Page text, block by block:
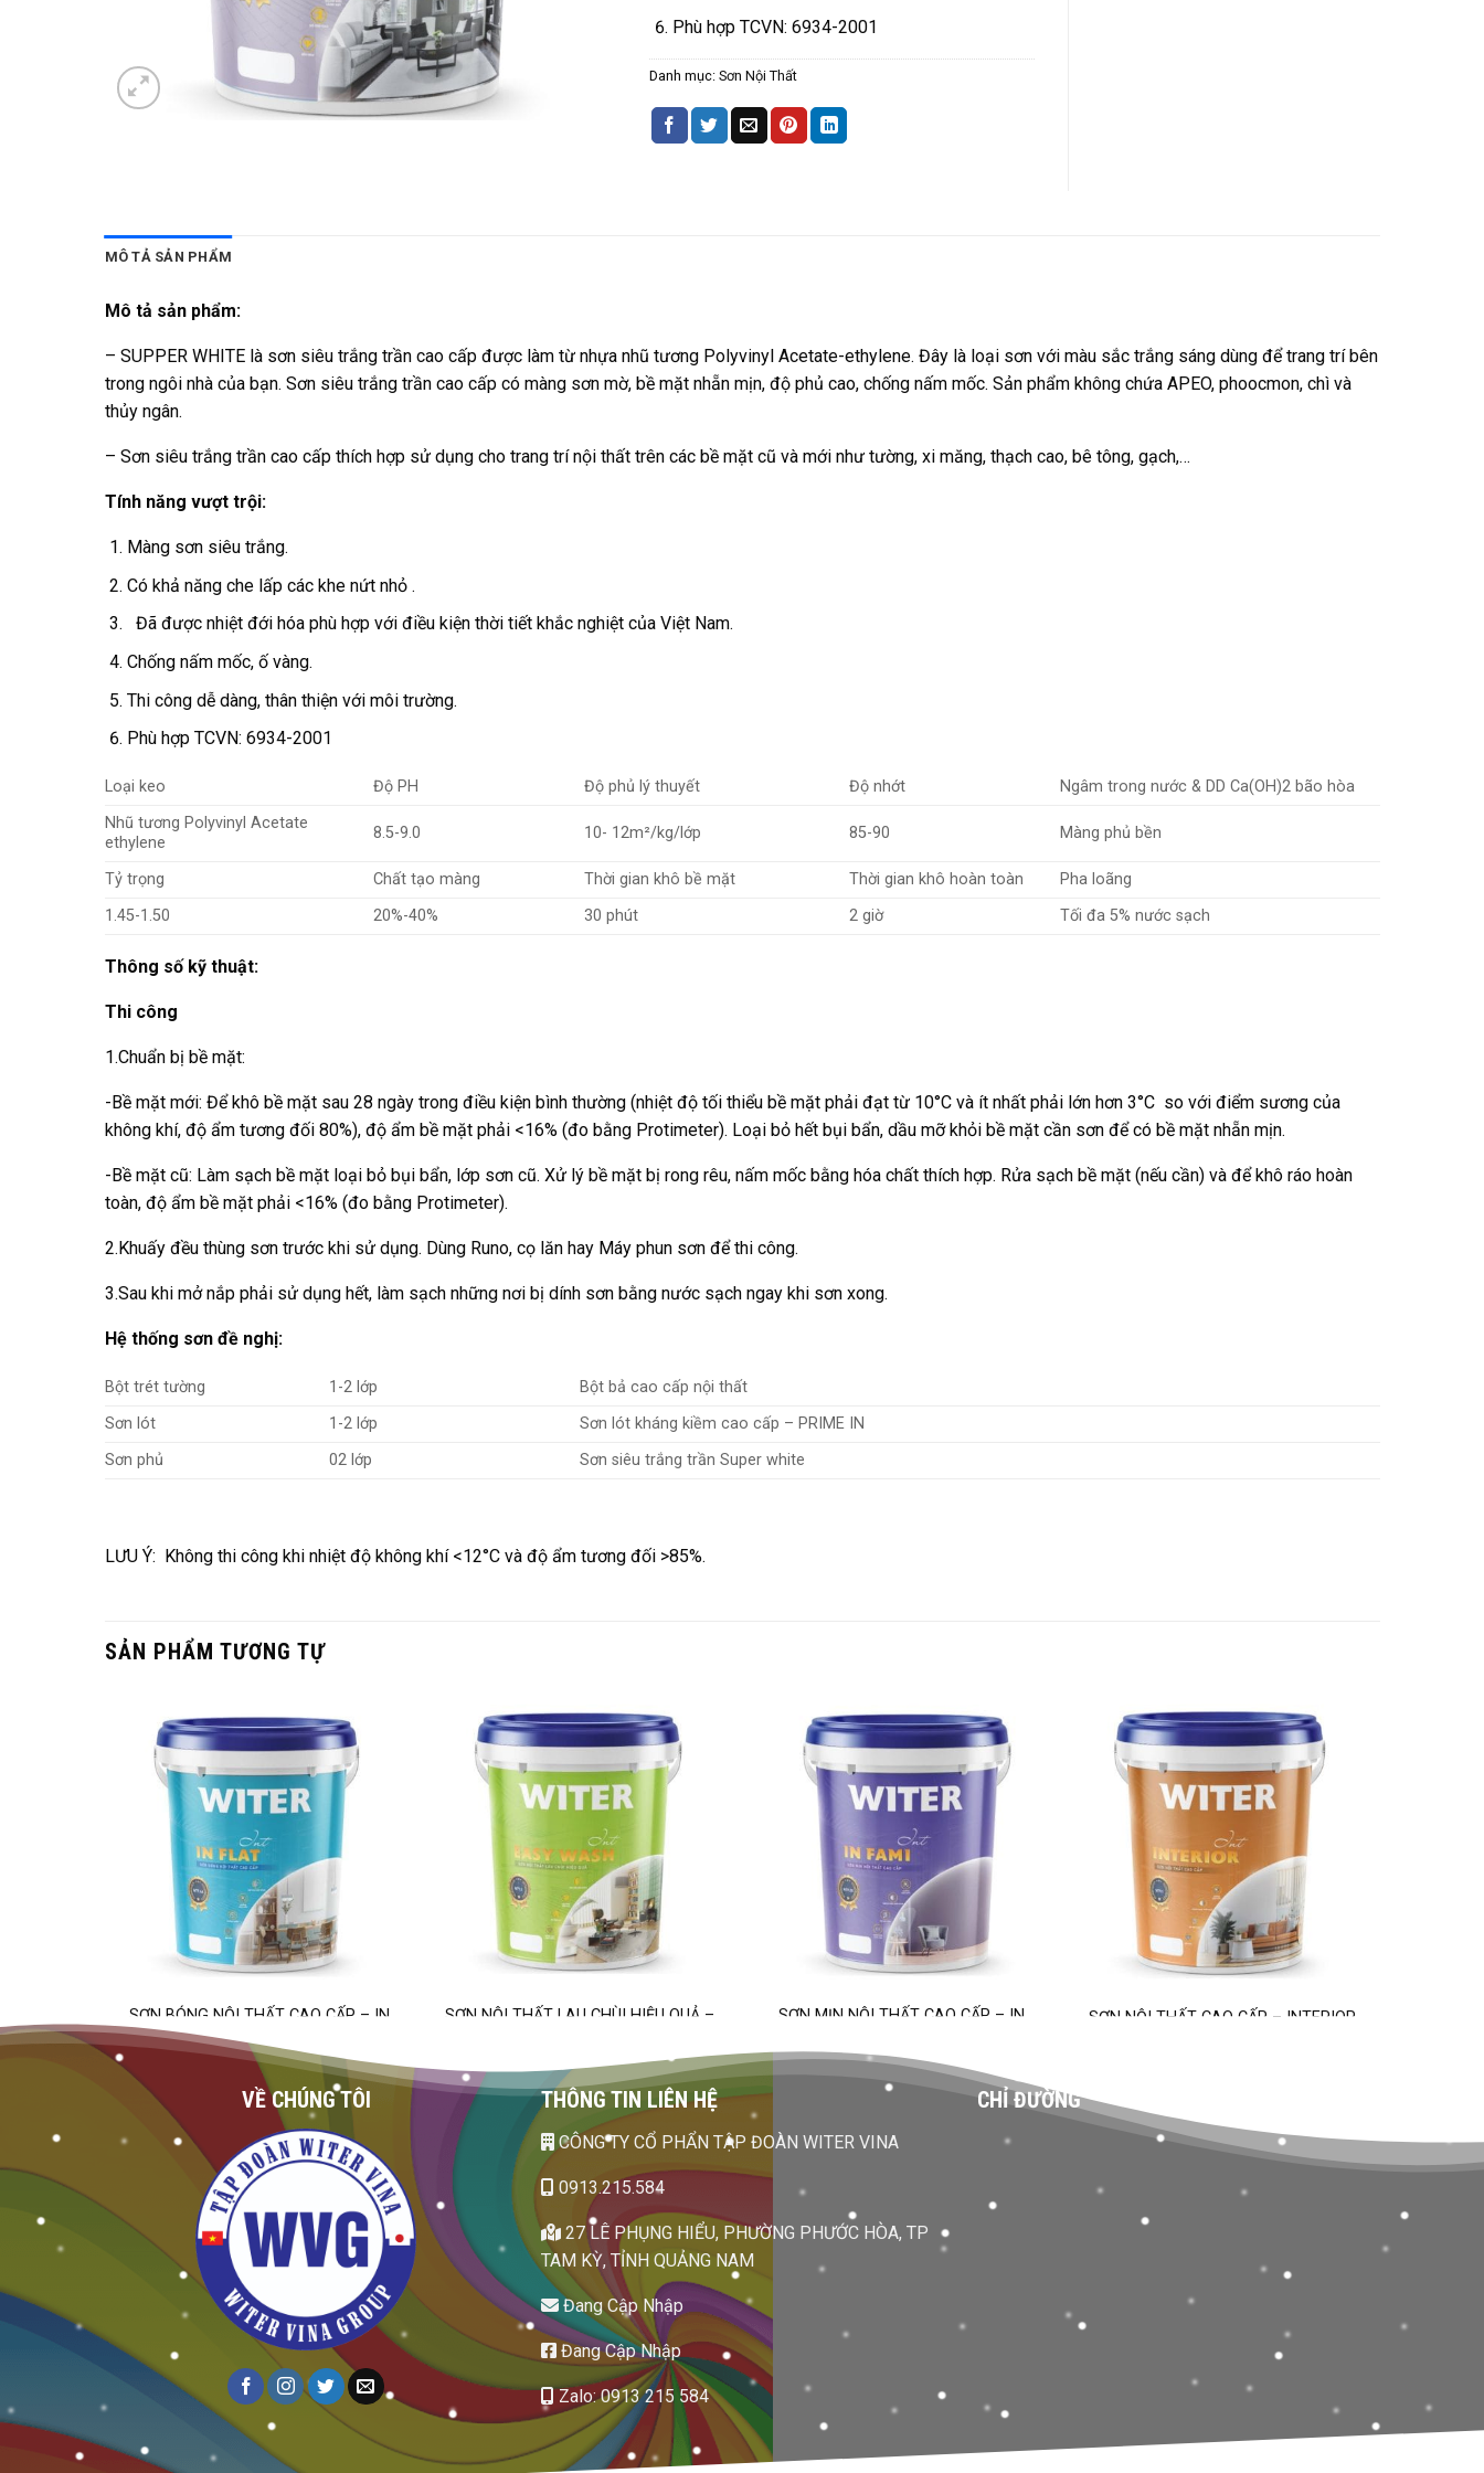
Phù hợp TCVN: 6934-2001
Danh mục:Sơn Nội Thất
MÔ TẢ SẢN PHẨM
Mô tả sản phẩm:
– SUPPER WHITE là sơn siêu trắng trần cao cấp được làm từ nhựa nhũ tương Polyvinyl Acetate-ethylene. Đây là loại sơn với màu sắc trắng sáng dùng để trang trí bên
trong ngôi nhà của bạn. Sơn siêu trắng trần cao cấp có màng sơn mờ, bề mặt nhẵn mịn, độ phủ cao, chống nấm mốc. Sản phẩm không chứa APEO, phoocmon, chì và
thủy ngân.
– Sơn siêu trắng trần cao cấp thích hợp sử dụng cho trang trí nội thất trên các bề mặt cũ và mới như tường, xi măng, thạch cao, bê tông, gạch,…
Tính năng vượt trội:
Màng sơn siêu trắng.
Có khả năng che lấp các khe nứt nhỏ .
Đã được nhiệt đới hóa phù hợp với điều kiện thời tiết khắc nghiệt của Việt Nam.
Chống nấm mốc, ố vàng.
Thi công dễ dàng, thân thiện với môi trường.
Phù hợp TCVN: 6934-2001
Loại keo Độ PH Độ phủ lý thuyết Độ nhớt
Ngâm trong nước & DD Ca(OH)2 bão hòa
Nhũ tương Polyvinyl Acetate
ethylene
8.5-9.0 10- 12m²/kg/lớp 85-90 Màng phủ bền
Tỷ trọng Chất tạo màng Thời gian khô bề mặt Thời gian khô hoàn toàn
Pha loãng
1.45-1.50
20%-40% 30 phút 2 giờ Tối đa 5% nước sạch
Thông số kỹ thuật:
Thi công
1.Chuẩn bị bề mặt:
-Bề mặt mới: Để khô bề mặt sau 28 ngày trong điều kiện bình thường (nhiệt độ tối thiểu bề mặt phải đạt từ 10°C và ít nhất phải lớn hơn 3°C so với điểm sương của
không khí, độ ẩm tương đối 80%), độ ẩm bề mặt phải <16% (đo bằng Protimeter). Loại bỏ hết bụi bẩn, dầu mỡ khỏi bề mặt cần sơn để có bề mặt nhẵn mịn.
-Bề mặt cũ: Làm sạch bề mặt loại bỏ bụi bẩn, lớp sơn cũ. Xử lý bề mặt bị rong rêu, nấm mốc bằng hóa chất thích hợp. Rửa sạch bề mặt (nếu cần) và để khô ráo hoàn
toàn, độ ẩm bề mặt phải <16% (đo bằng Protimeter).
2.Khuấy đều thùng sơn trước khi sử dụng. Dùng Runo, cọ lăn hay Máy phun sơn để thi công.
3.Sau khi mở nắp phải sử dụng hết, làm sạch những nơi bị dính sơn bằng nước sạch ngay khi sơn xong.
Hệ thống sơn đề nghị:
Bột trét tường 1-2 lớp
Bột bả cao cấp nội thất
Sơn lót
1-2 lớp
Sơn lót kháng kiềm cao cấp – PRIME IN
Sơn phủ
02 lớp Sơn siêu trắng trần Super white
LƯU Ý: Không thi công khi nhiệt độ không khí <12°C và độ ẩm tương đối >85%.
SẢN PHẨM TƯƠNG TỰ
SƠN BÓNG NỘI THẤT CAO CẤP – IN
SƠN NỘI THẤT LAU CHÙI HIỆU QUẢ –
SƠN MỊN NỘI THẤT CAO CẤP – IN
SƠN NỘI THẤT CAO CẤP – INTERIOR
VỀ CHÚNG TÔI THÔNG TIN LIÊN HỆ
CÔNG TY CỔ PHẨN TẬP ĐOÀN WITER VINA
0913.215.584
27 LÊ PHỤNG HIỂU, PHƯỜNG PHƯỚC HÒA, TP
TAM KỲ, TỈNH QUẢNG NAM
Đang Cập Nhập
Đang Cập Nhập
Zalo: 0913 215 584
CHỈ ĐƯỜNG